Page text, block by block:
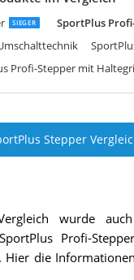
SIEGER
SportPlus
Profi-Stepper mit
Stepper
wurde
SportPlus Profi-
. Hier die